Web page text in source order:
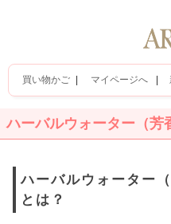
買い物かご マイページへ
ハーバルウォーター（芳
ハーバルウォーター
とは？